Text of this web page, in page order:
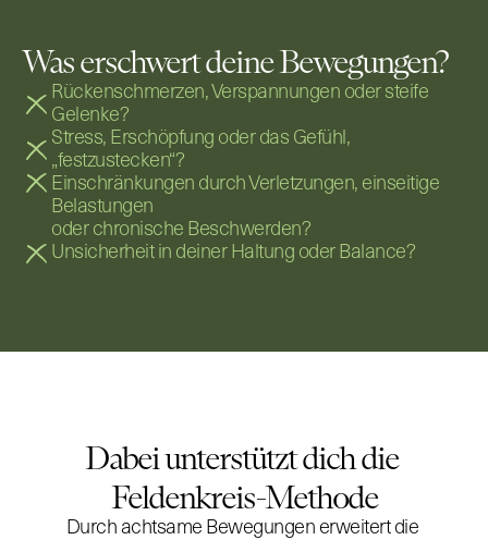
Was erschwert deine Bewegungen?
Rückenschmerzen, Verspannungen oder steife
Gelenke?
Stress, Erschöpfung oder das Gefühl,
„festzustecken“?
Einschränkungen durch Verletzungen, einseitige
Belastungen
oder chronische Beschwerden?
Unsicherheit in deiner Haltung oder Balance?
Dabei unterstützt dich die
Feldenkreis-Methode
Durch achtsame Bewegungen erweitert die